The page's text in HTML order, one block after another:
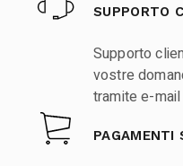
SUPPORTO
Supporto
vostre
tramite e-
PAGAMENTI